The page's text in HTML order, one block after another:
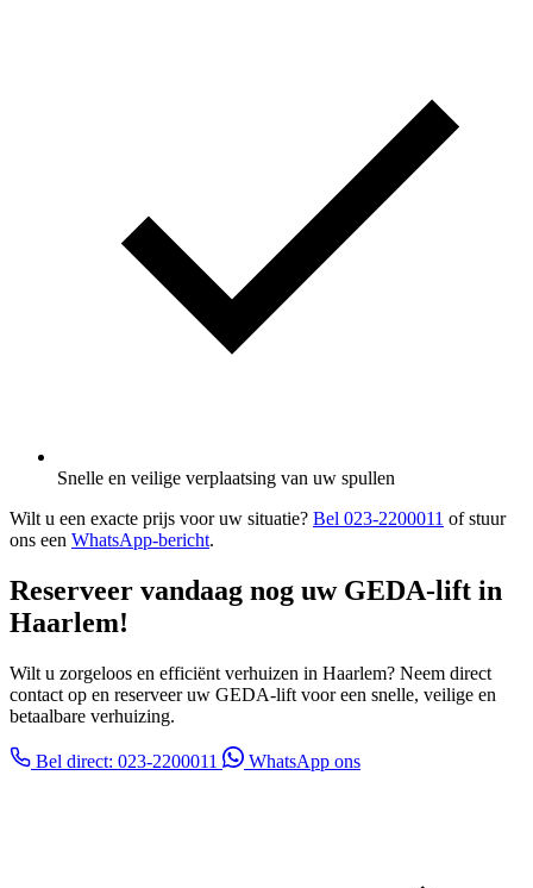
Snelle en veilige verplaatsing van uw spullen
Wilt u een exacte prijs voor uw situatie? Bel 023-2200011 of stuur
ons een WhatsApp-bericht.
Reserveer vandaag nog uw GEDA-lift in
Haarlem!
Wilt u zorgeloos en efficiënt verhuizen in Haarlem? Neem direct
contact op en reserveer uw GEDA-lift voor een snelle, veilige en
betaalbare verhuizing.
Bel direct: 023-2200011 WhatsApp ons